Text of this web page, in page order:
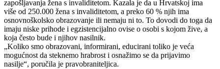
zapošljavanja žena s invaliditetom. Kazala je da u Hrvatskoj ima
više od 250.000 žena s invaliditetom, a preko 60 % njih ima
osnovnoškolsko obrazovanje ili nemaju ni to. To dovodi do toga da
imaju niske prihode i egzistencijalno ovise o osobi s kojom žive, a
koja često bude i njihov nasilnik.
„Koliko smo obrazovani, informirani, educirani toliko je veća
mogućnost da steknemo hrabrost i osnažimo se da prijavimo
nasilje“, poručila je pravobraniteljica.